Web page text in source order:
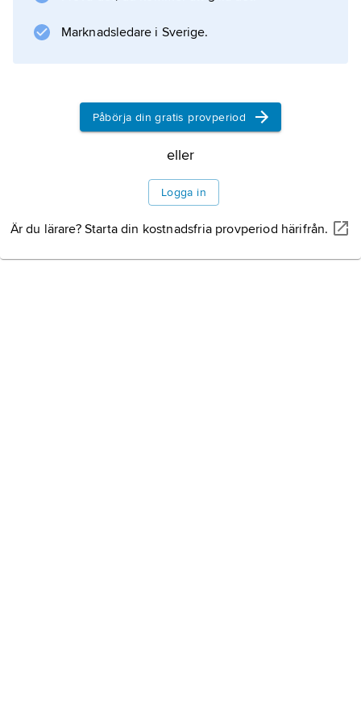
Pescadorerna erövrades av Japan 1895, tillföll
Kina 1945 och tillhör sedan 1949 Taiwan.
Information om artikeln
Marknadsledare i Sverige.
Påbörja din gratis provperiod
eller
Logga in
Är du lärare? Starta din kostnadsfria provperiod härifrån.